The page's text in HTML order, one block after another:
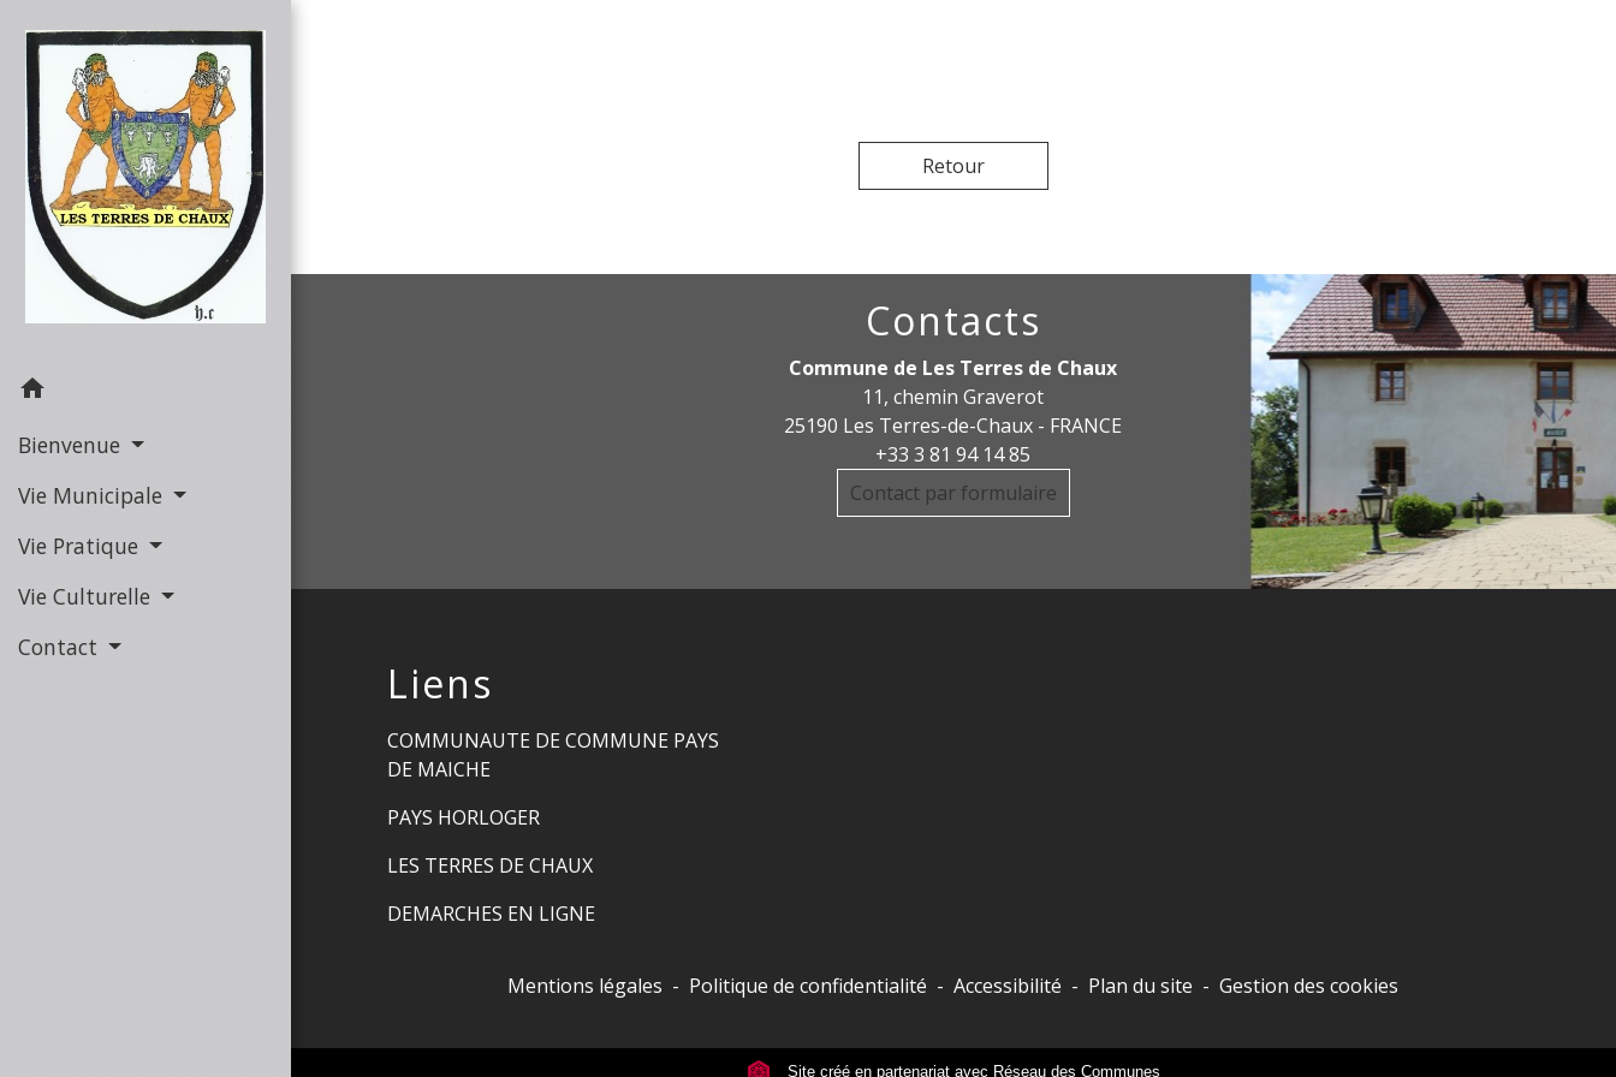
home
Bienvenue
Vie Municipale
Vie Pratique
Vie Culturelle
Contact
Retour
Contacts
Commune de Les Terres de Chaux
11, chemin Graverot
25190 Les Terres-de-Chaux - FRANCE
+33 3 81 94 14 85
Contact par formulaire
Liens
COMMUNAUTE DE COMMUNE PAYS
DE MAICHE
PAYS HORLOGER
LES TERRES DE CHAUX
DEMARCHES EN LIGNE
Mentions légales - Politique de confidentialité - Accessibilité - Plan du site - Gestion des cookies
Site créé en partenariat avec Réseau des Communes